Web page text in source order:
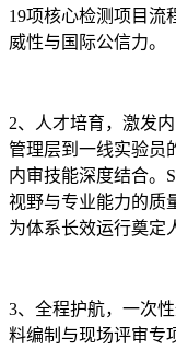
19项核心检测项目流
威性与国际公信力。
2、人才培育，激发
管理层到一线实验员
内审技能深度结合。
视野与专业能力的质
为体系长效运行奠定
3、全程护航，一次
料编制与现场评审专